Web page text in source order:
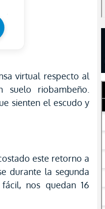
virtual respecto al
riobambeño.
sienten el escudo y
este retorno a
durante la segunda
nos quedan 16